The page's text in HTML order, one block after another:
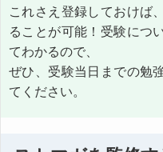
これさえ登録しておけば
ることが可能！受験につ
てわかるので、
ぜひ、受験当日までの勉
てください。